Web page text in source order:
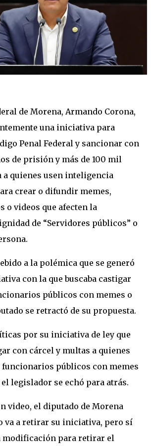
de Morena, Armando Corona,
una iniciativa para
Penal Federal y sancionar con
de prisión y más de 100 mil
a quienes usen inteligencia
crear o difundir memes,
o videos que afecten la
de “Servidores públicos” o
a la polémica que se generó
con la que buscaba castigar
públicos con memes o
se retractó de su propuesta.
por su iniciativa de ley que
con cárcel y multas a quienes
funcionarios públicos con memes
legislador se echó para atrás.
video, el diputado de Morena
va a retirar su iniciativa, pero sí
modificación para retirar el